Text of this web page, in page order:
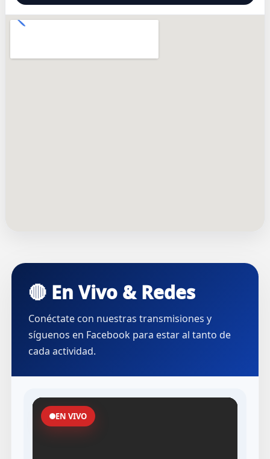
🔴 En Vivo & Redes
Conéctate con nuestras transmisiones y
síguenos en Facebook para estar al tanto de
cada actividad.
EN VIVO